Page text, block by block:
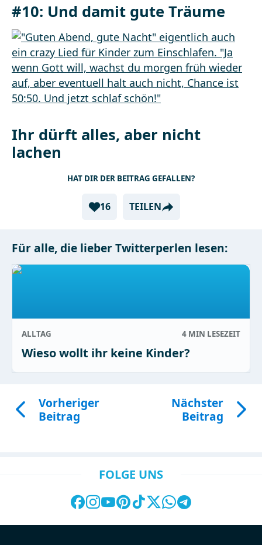
#10: Und damit gute Träume
Ihr dürft alles, aber nicht
lachen
HAT DIR DER BEITRAG GEFALLEN?
16 TEILEN
Für alle, die lieber Twitterperlen lesen:
ALLTAG 4 MIN LESEZEIT
Wieso wollt ihr keine Kinder?
Vorheriger
Beitrag
Nächster
Beitrag
FOLGE UNS